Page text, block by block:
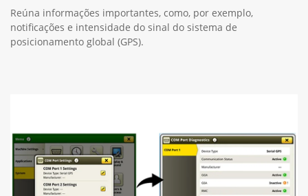
Reúna informações importantes, como, por exemplo,
notificações e intensidade do sinal do sistema de
posicionamento global (GPS).